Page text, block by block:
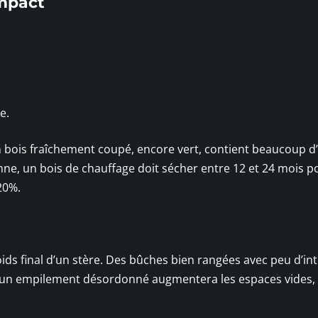
fraîchement coupé, encore vert, contient beaucoup
un bois de chauffage doit sécher entre 12 et 24 mois
final d’un stère. Des bûches bien rangées avec peu
empilement désordonné augmentera les espaces vides,